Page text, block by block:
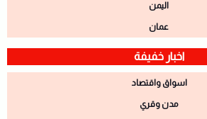
اليمن
عمان
اخبار خفيفة
اسواق واقتصاد
مدن وقري